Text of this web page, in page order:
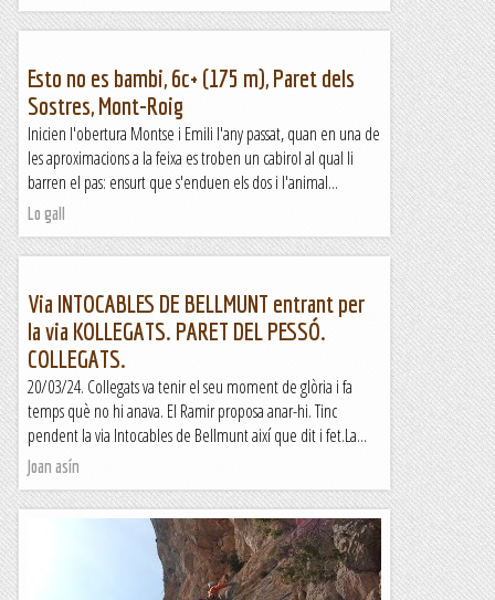
Esto no es bambi, 6c+ (175 m), Paret dels
Sostres, Mont-Roig
Inicien l'obertura Montse i Emili l'any passat, quan en una de
les aproximacions a la feixa es troben un cabirol al qual li
barren el pas: ensurt que s'enduen els dos i l'animal...
Lo gall
Via INTOCABLES DE BELLMUNT entrant per
la via KOLLEGATS. PARET DEL PESSÓ.
COLLEGATS.
20/03/24. Collegats va tenir el seu moment de glòria i fa
temps què no hi anava. El Ramir proposa anar-hi. Tinc
pendent la via Intocables de Bellmunt així que dit i fet.La...
Joan asín